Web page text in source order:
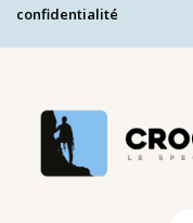
confidentialité